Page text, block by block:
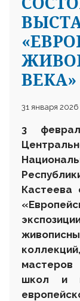
ВЕКА»
31 января 2026
3
Кастеева
школ и